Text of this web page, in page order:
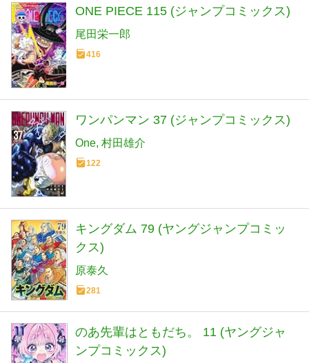
ONE PIECE 115 (ジャンプコミックス)
尾田栄一郎
416
ワンパンマン 37 (ジャンプコミックス)
One 村田雄介
122
キングダム 79 (ヤングジャンプコミッ
クス)
原泰久
281
のあ先輩はともだち。 11 (ヤングジャ
ンプコミックス)